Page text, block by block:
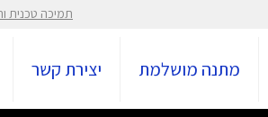
תמיכה טכנית
מתנה מושלמת יצירת קשר